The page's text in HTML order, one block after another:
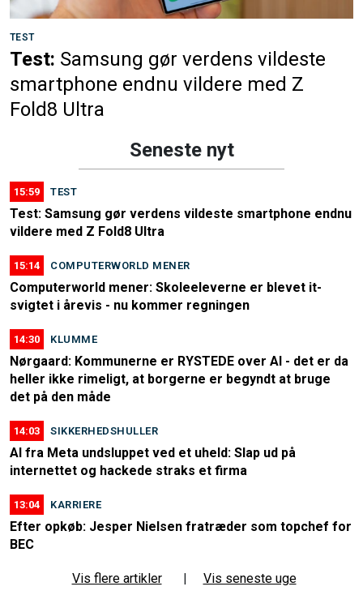
TEST
Test: Samsung gør verdens vildeste
smartphone endnu vildere med Z
Fold8 Ultra
Seneste nyt
15:59 TEST
Test: Samsung gør verdens vildeste smartphone endnu
vildere med Z Fold8 Ultra
15:14 COMPUTERWORLD MENER
Computerworld mener: Skoleeleverne er blevet it-
svigtet i årevis - nu kommer regningen
14:30 KLUMME
Nørgaard: Kommunerne er RYSTEDE over AI - det er da
heller ikke rimeligt, at borgerne er begyndt at bruge
det på den måde
14:03 SIKKERHEDSHULLER
AI fra Meta undsluppet ved et uheld: Slap ud på
internettet og hackede straks et firma
13:04 KARRIERE
Efter opkøb: Jesper Nielsen fratræder som topchef for
BEC
Vis flere artikler | Vis seneste uge